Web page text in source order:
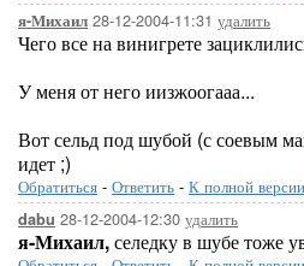
я-Михаил 28-12-2004-11:31 удалить
Чего все на винигрете
У меня от него иизжоогааа...
Вот сельд под шубой (с соевым
идет ;)
Обратиться - Ответить - К полной версии
dabu 28-12-2004-12:30 удалить
я-Михаил,селедку в шубе тоже